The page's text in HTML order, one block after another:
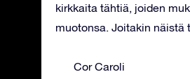
kirkkaita tähtiä, joiden
muotonsa. Joitakin näistä
Cor Caroli